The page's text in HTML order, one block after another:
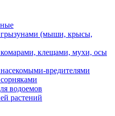
грызунами (мыши, крысы,
клещами, мухи, осы
вредителями
водоемов
растений